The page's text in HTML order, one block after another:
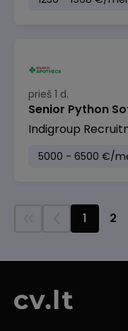
prieš 1 d.
Senior Python
Indigroup
5000 - 6500 €/
1 2